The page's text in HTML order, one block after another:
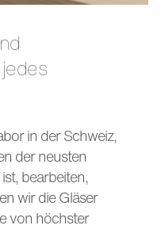
in der Schweiz,
der neusten
bearbeiten,
wir die Gläser
von höchster